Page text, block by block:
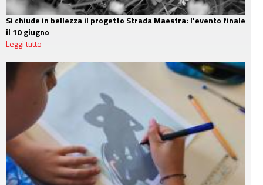
Si chiude in bellezza il progetto Strada Maestra: l'evento finale
il 10 giugno
Leggi tutto